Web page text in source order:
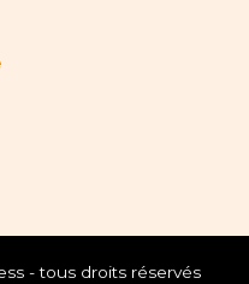
- tous droits réservés